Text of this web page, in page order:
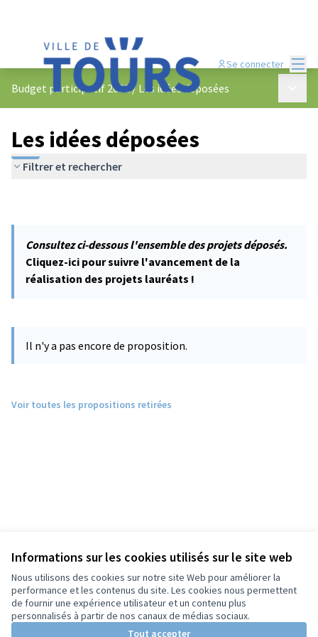
Informations sur les cookies utilisés sur le site web
Nous utilisons des cookies sur notre site Web pour améliorer la
performance et les contenus du site. Les cookies nous permettent
de fournir une expérience utilisateur et un contenu plus
personnalisés à partir de nos canaux de médias sociaux.
Tout accepter
Se connecter
Budget participatif 2022/ Les idées déposées
Les idées déposées
Filtrer et rechercher
Consultez ci-dessous l'ensemble des projets déposés.
Cliquez-ici pour suivre l'avancement de la
réalisation des projets lauréats !
Il n'y a pas encore de proposition.
Voir toutes les propositions retirées